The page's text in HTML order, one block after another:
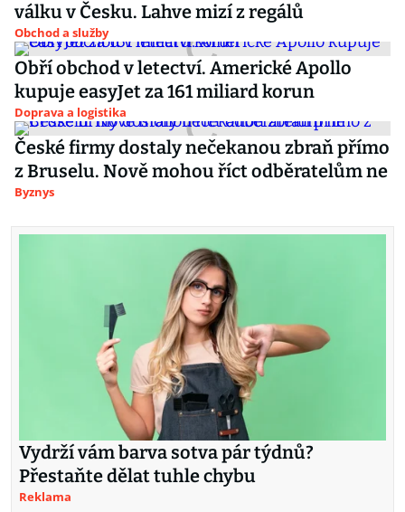
válku v Česku. Lahve mizí z regálů
Obchod a služby
Obří obchod v letectví. Americké Apollo
kupuje easyJet za 161 miliard korun
Doprava a logistika
České firmy dostaly nečekanou zbraň přímo
z Bruselu. Nově mohou říct odběratelům ne
Byznys
Vydrží vám barva sotva pár týdnů?
Přestaňte dělat tuhle chybu
Reklama